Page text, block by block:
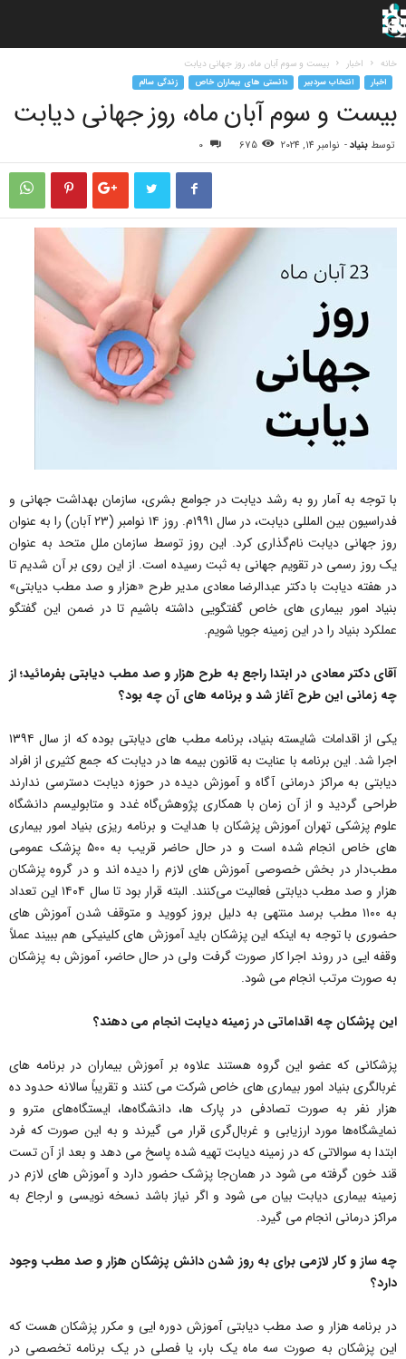
خانه اخبار بیست و سوم آبان ماه، روز جهانی دیابت
اخبار انتخاب سردبیر دانستی های بیماران خاص زندگی سالم
بیست و سوم آبان ماه، روز جهانی دیابت
توسط بنیاد- نوامبر 14, 2024 675
0
با توجه به آمار رو به رشد دیابت در جوامع بشری، سازمان بهداشت جهانی و
فدراسیون بین المللی دیابت، در سال ۱۹۹۱م. روز ۱۴ نوامبر (۲۳ آبان) را به عنوان
روز جهانی دیابت نام‌گذاری کرد. این روز توسط سازمان ملل متحد به عنوان
یک روز رسمی در تقویم جهانی به ثبت رسیده است. از این روی بر آن شدیم تا
در هفته دیابت با دکتر عبدالرضا معادی مدیر طرح «هزار و صد مطب دیابتی»
بنیاد امور بیماری های خاص گفتگویی داشته باشیم تا در ضمن این گفتگو
عملکرد بنیاد را در این زمینه جویا شویم.
️آقای دکتر معادی در ابتدا راجع به طرح هزار و صد مطب دیابتی بفرمائید؛ از
چه زمانی این طرح آغاز شد و برنامه های آن چه بود؟
یکی از اقدامات شایسته بنیاد، برنامه مطب های دیابتی بوده که از سال ۱۳۹۴
اجرا شد. این برنامه با عنایت به قانون بیمه ها در دیابت که جمع کثیری از افراد
دیابتی به مراکز درمانی آگاه و آموزش دیده در حوزه دیابت دسترسی ندارند
طراحی گردید و از آن زمان با همکاری پژوهش‌گاه غدد و متابولیسم دانشگاه
علوم پزشکی تهران آموزش پزشکان با هدایت و برنامه ریزی بنیاد امور بیماری
های خاص انجام شده است و در حال حاضر قریب به ۵۰۰ پزشک عمومی
مطب‌دار در بخش خصوصی آموزش های لازم را دیده اند و در گروه پزشکان
هزار و صد مطب دیابتی فعالیت می‌کنند. البته قرار بود تا سال ۱۴۰۴ این تعداد
به ۱۱۰۰ مطب برسد منتهی به دلیل بروز کووید و متوقف شدن آموزش های
حضوری با توجه به اینکه این پزشکان باید آموزش های کلینیکی هم ببیند عملاً
وقفه ایی در روند اجرا کار صورت گرفت ولی در حال حاضر، آموزش به پزشکان
به صورت مرتب انجام می شود.
️این پزشکان چه اقداماتی در زمینه دیابت انجام می دهند؟
پزشکانی که عضو این گروه هستند علاوه بر آموزش بیماران در برنامه های
غربالگری بنیاد امور بیماری های خاص شرکت می کنند و تقریباً سالانه حدود ده
هزار نفر به صورت تصادفی در پارک ها، دانشگاه‌ها، ایستگاه‌های مترو و
نمایشگاه‌ها مورد ارزیابی و غربال‌گری قرار می گیرند و به این صورت که فرد
ابتدا به سوالاتی که در زمینه دیابت تهیه شده پاسخ می دهد و بعد از آن تست
قند خون گرفته می شود در همان‌جا پزشک حضور دارد و آموزش های لازم در
زمینه بیماری دیابت بیان می شود و اگر نیاز باشد نسخه نویسی و ارجاع به
مراکز درمانی انجام می گیرد.
️چه ساز و کار لازمی برای به روز شدن دانش پزشکان هزار و صد مطب وجود
دارد؟
در برنامه هزار و صد مطب دیابتی آموزش دوره ایی و مکرر پزشکان هست که
این پزشکان به صورت سه ماه یک بار، یا فصلی در یک برنامه تخصصی در